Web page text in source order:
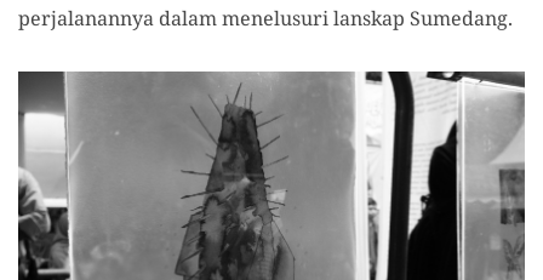
perjalanannya dalam menelusuri lanskap Sumedang.